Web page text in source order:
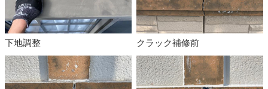
下地調整 クラック補修前